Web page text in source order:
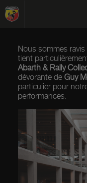
Nous sommes
tient
Abarth & Rally
dévorante de Guy
particulier pour
performances.